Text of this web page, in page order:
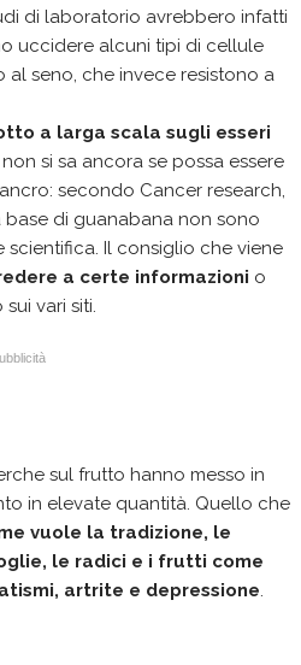
di laboratorio avrebbero infatti
uccidere alcuni tipi di cellule
seno, che invece resistono a
a larga scala sugli esseri
si sa ancora se possa essere
secondo Cancer research,
di guanabana non sono
Il consiglio che viene
a certe informazioni o
vari siti.
sul frutto hanno messo in
in elevate quantità. Quello che
vuole la tradizione, le
le radici e i frutti come
artrite e depressione.